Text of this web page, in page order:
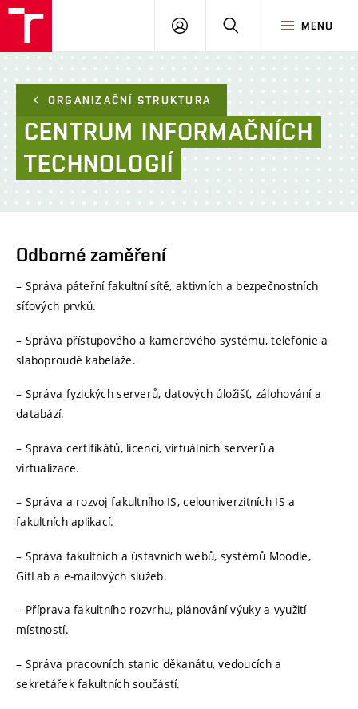
Brno
MENU
PŘIHLÁSIT
ORGANIZAČNÍ STRUKTURA
CENTRUM INFORMAČNÍCH
TECHNOLOGIÍ
Odborné zaměření
– Správa páteřní fakultní sítě, aktivních a bezpečnostních
síťových prvků.
– Správa přístupového a kamerového systému, telefonie a
slaboproudé kabeláže.
– Správa fyzických serverů, datových úložišť, zálohování a
databází.
– Správa certifikátů, licencí, virtuálních serverů a
virtualizace.
– Správa a rozvoj fakultního IS, celouniverzitních IS a
fakultních aplikací.
– Správa fakultních a ústavních webů, systémů Moodle,
GitLab a e‑mailových služeb.
– Příprava fakultního rozvrhu, plánování výuky a využití
místností.
– Správa pracovních stanic děkanátu, vedoucích a
sekretářek fakultních součástí.